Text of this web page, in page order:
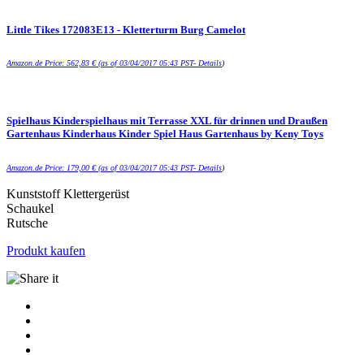
Little Tikes 172083E13 - Kletterturm Burg Camelot
Amazon.de Price: 562,83 €(as of 03/04/2017 05:43 PST- Details)
Spielhaus Kinderspielhaus mit Terrasse XXL für drinnen und Draußen
Gartenhaus Kinderhaus Kinder Spiel Haus Gartenhaus by Keny Toys
Amazon.de Price: 179,00 €(as of 03/04/2017 05:43 PST- Details)
Kunststoff Klettergerüst
Schaukel
Rutsche
Produkt kaufen